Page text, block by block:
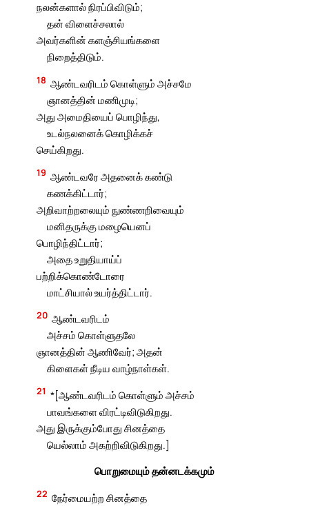
நலன்களால் நிரப்பிவிடும்;
தன் விளைச்சலால்
அவர்களின் களஞ்சியங்களை
நிறைத்திடும்.
18 ஆண்டவரிடம் கொள்ளும் அச்சமே
ஞானத்தின் மணிமுடி;
அது அமைதியைப் பொழிந்து,
உடல்நலனைக் கொழிக்கச்
செய்கிறது.
19 ஆண்டவரே அதனைக் கண்டு
கணக்கிட்டார்;
அறிவாற்றலையும் நுண்ணறிவையும்
மனிதருக்கு மழையெனப்
பொழிந்திட்டார்;
அதை உறுதியாய்ப்
பற்றிக்கொண்டோரை
மாட்சியால் உயர்த்திட்டார்.
20 ஆண்டவரிடம்
அச்சம் கொள்ளுதலே
ஞானத்தின் ஆணிவேர்; அதன்
கிளைகள் நீடிய வாழ்நாள்கள்.
21 *[ஆண்டவரிடம் கொள்ளும் அச்சம்
பாவங்களை விரட்டிவிடுகிறது.
அது இருக்கும்போது சினத்தை
யெல்லாம் அகற்றிவிடுகிறது.]
பொறுமையும் தன்னடக்கமும்
22 நேர்மையற்ற சினத்தை